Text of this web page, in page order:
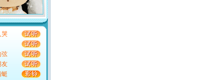
哭
弦
友
蜓